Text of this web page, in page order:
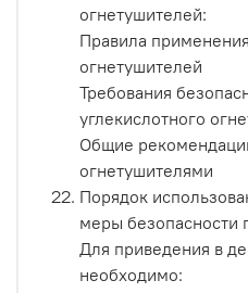
огнетушителей:
Правила
огнетушителей
Требования
углекислотного
Общие
огнетушителями
Порядок
меры безопасности
Для приведения в
необходимо: